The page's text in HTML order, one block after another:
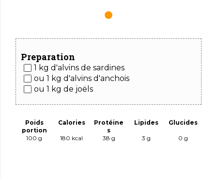
Preparation
1 kg d'alvins de sardines
ou 1 kg d'alvins d'anchois
ou 1 kg de joëls
Poids
portion
Calories
Protéine
s
Lipides Glucides
100 g 180 kcal 38 g 3 g 0 g